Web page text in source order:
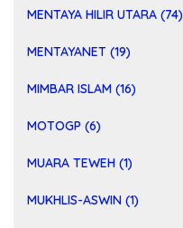
MENTAYA HILIR UTARA (74)
MENTAYANET (19)
MIMBAR ISLAM (16)
MOTOGP (6)
MUARA TEWEH (1)
MUKHLIS-ASWIN (1)